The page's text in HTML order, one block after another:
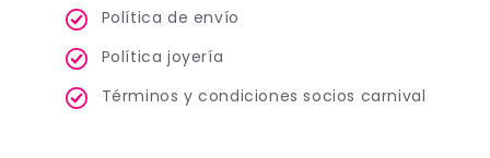
Política de envío
Política joyería
Términos y condiciones socios carnival